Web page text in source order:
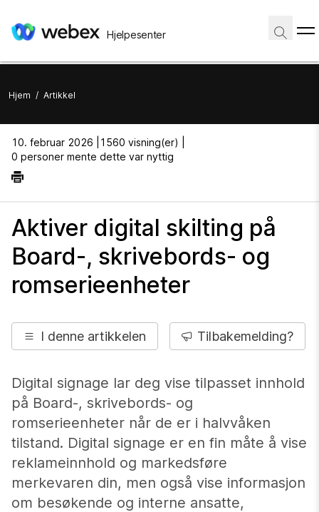
Hjelpesenter
Hjem / Artikkel
10. februar 2026 |
1560 visning(er) |
0 personer mente dette var nyttig
Aktiver digital skilting på
Board-, skrivebords- og
romserieenheter
I denne artikkelen Tilbakemelding?
Digital signage lar deg vise tilpasset innhold
på Board-, skrivebords- og
romserieenheter når de er i halvvåken
tilstand. Digital signage er en fin måte å vise
reklameinnhold og markedsføre
merkevaren din, men også vise informasjon
om besøkende og interne ansatte,